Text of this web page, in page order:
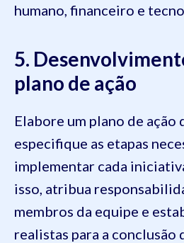
humano, financeiro e
5.
plano de ação
Elabore um plano de ação
especifique as etapas
implementar cada
isso, atribua
membros da equipe e
realistas para a conclusão